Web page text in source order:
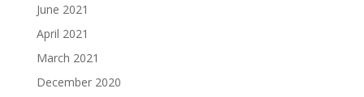
June 2021
April 2021
March 2021
December 2020